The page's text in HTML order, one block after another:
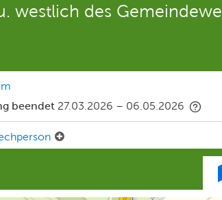
westlich des
beendet 27.03.2026 – 06.05.2026